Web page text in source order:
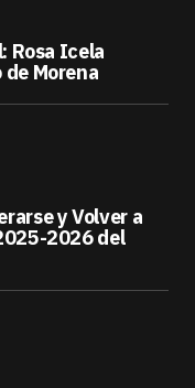
Rosa Icela
Morena
y Volver a
2026 del